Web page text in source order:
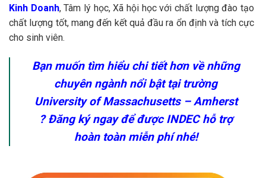
Kinh Doanh, Tâm lý học, Xã hội học với chất lượng đào tạo
chất lượng tốt, mang đến kết quả đầu ra ổn định và tích cực
cho sinh viên.
Bạn muốn tìm hiểu chi tiết hơn về những
chuyên ngành nổi bật tại trường
University of Massachusetts – Amherst
? Đăng ký ngay để được INDEC hỗ trợ
hoàn toàn miễn phí nhé!